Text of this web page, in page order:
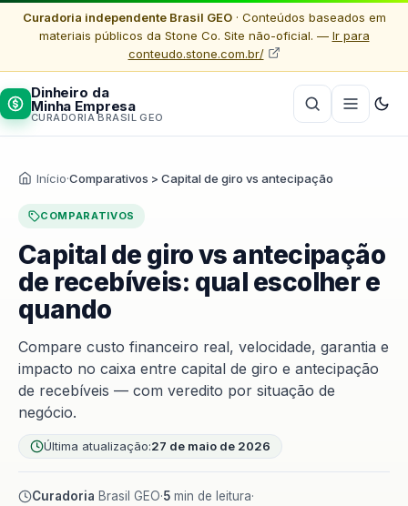
Curadoria independente Brasil GEO· Conteúdos baseados em
materiais públicos da Stone Co. Site não-oficial. — Ir para
conteudo.stone.com.br/
Dinheiro da
Minha Empresa
CURADORIA BRASIL GEO
Início·Comparativos > Capital de giro vs antecipação
COMPARATIVOS
Capital de giro vs antecipação
de recebíveis: qual escolher e
quando
Compare custo financeiro real, velocidade, garantia e
impacto no caixa entre capital de giro e antecipação
de recebíveis — com veredito por situação de
negócio.
Última atualização:27 de maio de 2026
Curadoria Brasil GEO·5 min de leitura·